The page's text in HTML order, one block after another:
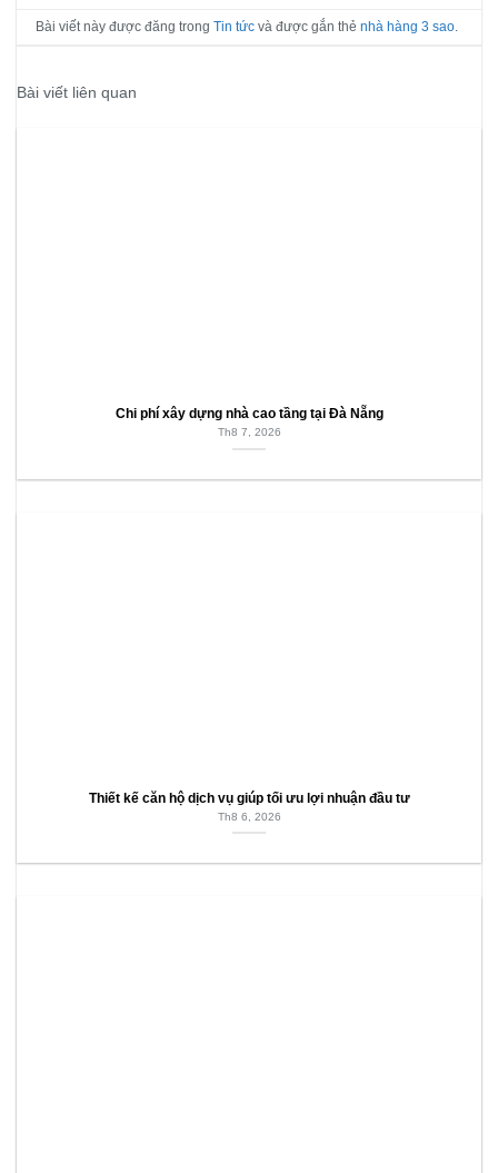
Bài viết này được đăng trongTin tức và được gắn thẻnhà hàng 3 sao
Bài viết liên quan
Chi phí xây dựng nhà cao tầng tại Đà Nẵng
Th8 7, 2026
Thiết kế căn hộ dịch vụ giúp tối ưu lợi nhuận đầu tư
Th8 6, 2026